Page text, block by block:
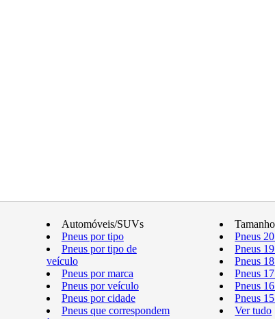
Automóveis/SUVs
Pneus por tipo
Pneus por tipo de
veículo
Pneus por marca
Pneus por veículo
Pneus por cidade
Pneus que correspondem
Pneus
Pneus
Pneus
Pneus
Pneus
Pneus
Ver tudo